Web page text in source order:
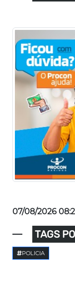
07/08/2026
TAGS
POLICIA